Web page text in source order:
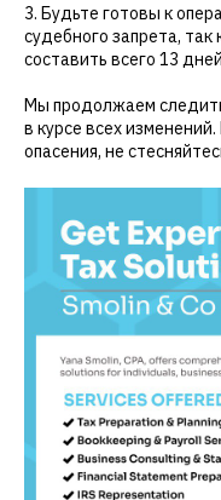
3. Будьте готовы к
судебного запрета,
составить всего 13
Мы продолжаем
в курсе всех
опасения, не